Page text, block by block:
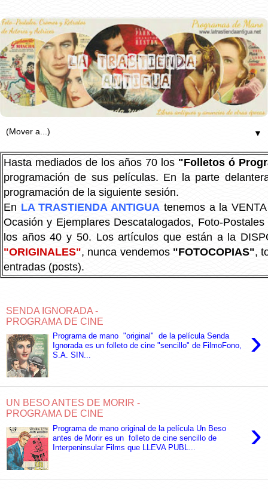
▼
Hasta mediados de los años 70 los "Folletos ó
programación de sus películas. En la parte
programación de la siguiente sesión.
En LA TRASTIENDA ANTIGUA tenemos a la
Ocasión y Ejemplares Descatalogados, Foto-
los años 40 y 50. Los artículos que están a la
"ORIGINALES", nunca vendemos "FOTOCOPIAS",
entradas (posts).
SENDA IGNORADA -
PROGRAMA DE CINE
›
Programa de mano "original" de la película Senda
Ignorada es un folleto de cine "sencillo" de FilmoFono,
S.A. SIN...
UN BESO ANTES DE MORIR -
PROGRAMA DE CINE
›
Programa de mano original de la película Un Beso
antes de Morir es un folleto de cine sencillo de
Interpeninsular Films que LLEVA PUBL...